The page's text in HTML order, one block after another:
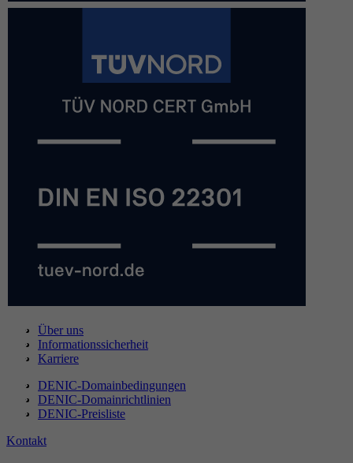
Über uns
Informationssicherheit
Karriere
DENIC-Domainbedingungen
DENIC-Domainrichtlinien
DENIC-Preisliste
Kontakt